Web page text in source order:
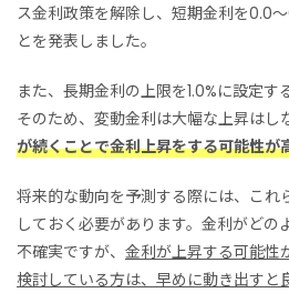
ス金利政策を解除し、短期金利を0.0
とを発表しました。
また、長期金利の上限を1.0%に設定す
そのため、変動金利は大幅な上昇はし
が続くことで金利上昇をする可能性が
将来的な動向を予測する際には、これ
しておく必要があります。金利がどの
不確実ですが、 金利が上昇する可能性
検討している方は、早めに動き出すと